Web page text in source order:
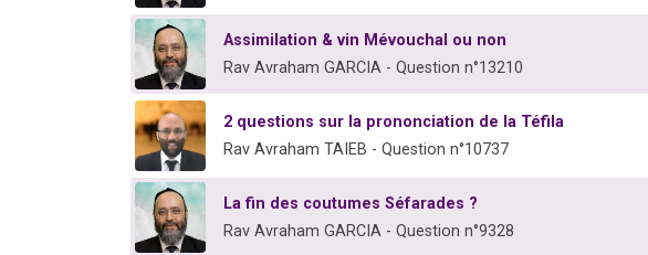
Assimilation & vin Mévouchal ou non
Rav Avraham GARCIA - Question n°13210
2 questions sur la prononciation de la Téfila
Rav Avraham TAIEB - Question n°10737
La fin des coutumes Séfarades ?
Rav Avraham GARCIA - Question n°9328